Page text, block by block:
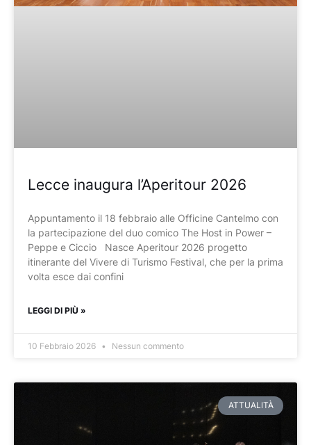
Lecce inaugura l’Aperitour 2026
Appuntamento il 18 febbraio alle Officine Cantelmo con
la partecipazione del duo comico The Host in Power –
Peppe e Ciccio Nasce Aperitour 2026 progetto
itinerante del Vivere di Turismo Festival, che per la prima
volta esce dai confini
LEGGI DI PIÙ »
10 Febbraio 2026 Nessun commento
ATTUALITÀ